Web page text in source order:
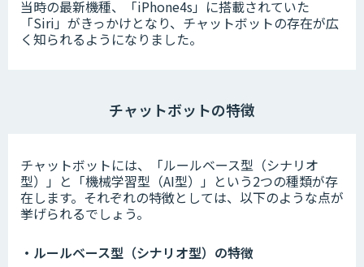
当時の最新機種、「iPhone4s」に搭載されていた
「Siri」がきっかけとなり、チャットボットの存在が広
く知られるようになりました。
チャットボットの特徴
チャットボットには、「ルールベース型（シナリオ
型）」と「機械学習型（AI型）」という2つの種類が存
在します。それぞれの特徴としては、以下のような点が
挙げられるでしょう。
・ルールベース型（シナリオ型）の特徴